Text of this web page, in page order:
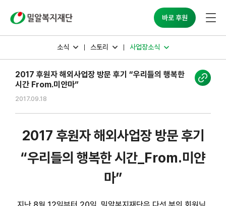
바로 후원
소식 스토리 사업장소식
2017 후원자 해외사업장 방문 후기 “우리들의 행복한
시간 From.미얀마”
2017.09.18
2017 후원자 해외사업장 방문 후기
“우리들의 행복한 시간_From.미얀
마”